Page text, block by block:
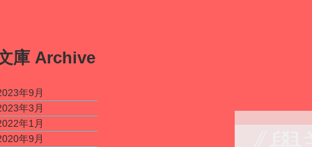
庫 Archive
年9月
年3月
年1月
年9月